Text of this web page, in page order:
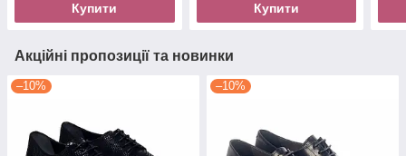
Купити Купити
Акційні пропозиції та новинки
–10% –10%